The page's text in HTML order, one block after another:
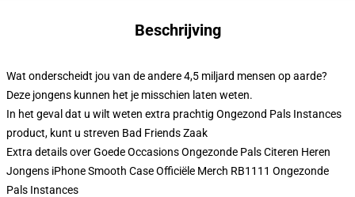
Beschrijving
Wat onderscheidt jou van de andere 4,5 miljard mensen op aarde?
Deze jongens kunnen het je misschien laten weten.
In het geval dat u wilt weten extra prachtig Ongezond Pals Instances
product, kunt u streven Bad Friends Zaak
Extra details over Goede Occasions Ongezonde Pals Citeren Heren
Jongens iPhone Smooth Case Officiële Merch RB1111 Ongezonde
Pals Instances